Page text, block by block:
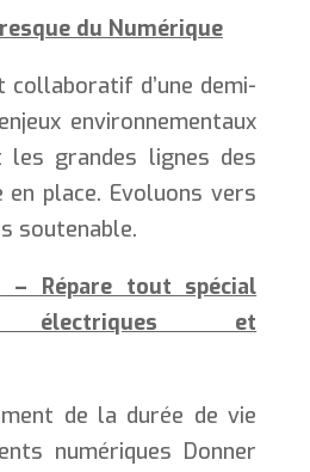
du Numérique
d’une demi-
environnementaux
les grandes lignes des
place. Evoluons vers
soutenable.
Répare tout spécial
électriques et
de la durée de vie
numériques Donner